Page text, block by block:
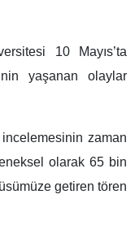
10 Mayıs’ta
yaşanan olaylar
incelemesinin zaman
olarak 65 bin
getiren tören